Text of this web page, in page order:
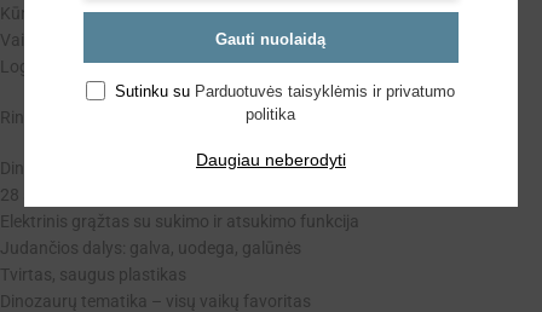
Kūrybiškumą – kuriant žaidimo scenarijus su dinozauru
Vaizduotę – žaidžiant su „gyvu“ Brachiozauru
Loginį mąstymą – suprantant, kaip detalės jungiasi tarpusavyje
Rinkinio ypatybės
Dinozaurų konstruktorius vaikams nuo 3 metų
28 spalvingos detalės surinkimui
Elektrinis grąžtas su sukimo ir atsukimo funkcija
Judančios dalys: galva, uodega, galūnės
Tvirtas, saugus plastikas
Dinozaurų tematika – visų vaikų favoritas
Gauti nuolaidą
Sutinku su Parduotuvės taisyklėmis ir privatumo
politika
Daugiau neberodyti